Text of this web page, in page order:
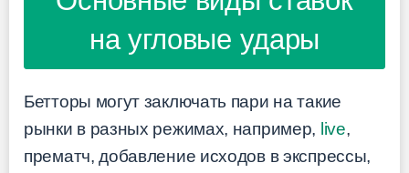
на угловые удары
Бетторы могут заключать пари на такие
рынки в разных режимах, например, live,
прематч, добавление исходов в экспрессы,